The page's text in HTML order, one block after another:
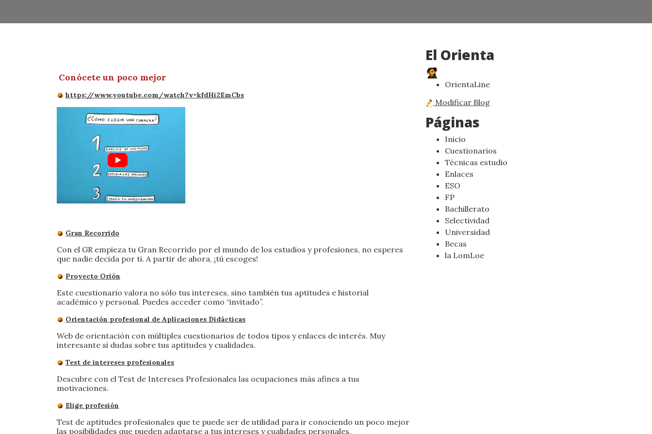
Conócete un poco mejor
https://www.youtube.com/watch?v=kfdHi2EmCbs
Gran Recorrido
Con el GR empieza tu Gran Recorrido por el mundo de los estudios y profesiones, no esperes
que nadie decida por ti. A partir de ahora, ¡tú escoges!
Proyecto Orión
Este cuestionario valora no sólo tus intereses, sino también tus aptitudes e historial
académico y personal. Puedes acceder como “invitado”.
Orientación profesional de Aplicaciones Didácticas
Web de orientación con múltiples cuestionarios de todos tipos y enlaces de interés. Muy
interesante si dudas sobre tus aptitudes y cualidades.
Test de intereses profesionales
Descubre con el Test de Intereses Profesionales las ocupaciones más afines a tus
motivaciones.
Elige profesión
Test de aptitudes profesionales que te puede ser de utilidad para ir conociendo un poco mejor
las posibilidades que pueden adaptarse a tus intereses y cualidades personales.
El Orienta
OrientaLine
Modificar Blog
Páginas
Inicio
Cuestionarios
Técnicas estudio
Enlaces
ESO
FP
Bachillerato
Selectividad
Universidad
Becas
la LomLoe